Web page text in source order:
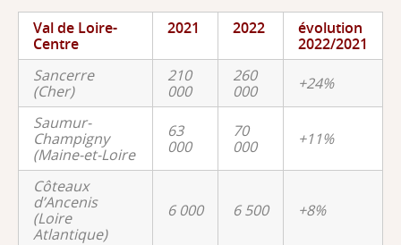
Val de Loire-
Centre
2021 2022
évolution
2022/2021
Sancerre
(Cher)
210
000
260
000
+24%
Saumur-
Champigny
(Maine-et-Loire
63
000
70
000
+11%
Côteaux
d’Ancenis
(Loire
Atlantique)
6 000 6 500 +8%